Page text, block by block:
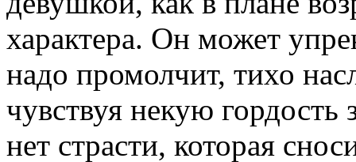
характера. Он может
надо промолчит, тихо
чувствуя некую
нет страсти, которая